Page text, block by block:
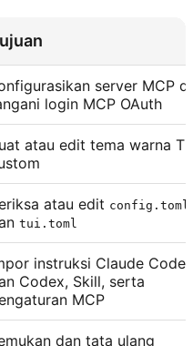
server MCP
login MCP OAuth
atau edit tema warna
atau edit config.toml
tui.toml
instruksi Claude Code
Codex, Skill, serta
MCP
dan tata ulang